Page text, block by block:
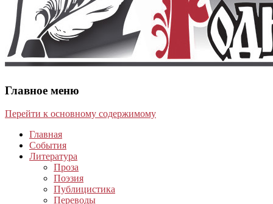
Главное меню
Перейти к основному содержимому
Главная
События
Литература
Проза
Поэзия
Публицистика
Переводы